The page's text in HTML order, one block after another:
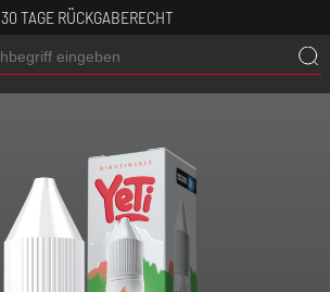
30 TAGE RÜCKGABERECHT